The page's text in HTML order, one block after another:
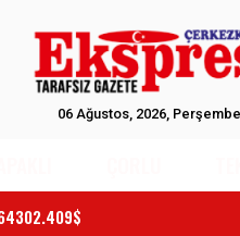
06 Ağustos, 2026, Perşembe